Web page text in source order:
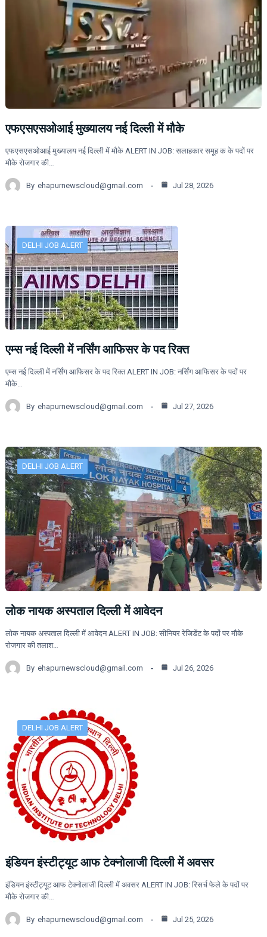
एफएसएसओआई मुख्यालय नई दिल्ली में मौके
एफएसएसओआई मुख्यालय नई दिल्ली में मौके ALERT IN JOB: सलाहकार समूह क के पदों पर
मौके रोजगार की…
By ehapurnewscloud@gmail.com Jul 28, 2026
DELHI JOB ALERT
एम्स नई दिल्ली में नर्सिंग आफिसर के पद रिक्त
एम्स नई दिल्ली में नर्सिंग आफिसर के पद रिक्त ALERT IN JOB: नर्सिंग आफिसर के पदों पर
मौके…
By ehapurnewscloud@gmail.com Jul 27, 2026
DELHI JOB ALERT
लोक नायक अस्पताल दिल्ली में आवेदन
लोक नायक अस्पताल दिल्ली में आवेदन ALERT IN JOB: सीनियर रेजिडेंट के पदों पर मौके
रोजगार की तलाश…
By ehapurnewscloud@gmail.com Jul 26, 2026
DELHI JOB ALERT
इंडियन इंस्टीट्यूट आफ टेक्नोलाजी दिल्ली में अवसर
इंडियन इंस्टीट्यूट आफ टेक्नोलाजी दिल्ली में अवसर ALERT IN JOB: रिसर्च फेले के पदों पर
मौके रोजगार की…
By ehapurnewscloud@gmail.com Jul 25, 2026